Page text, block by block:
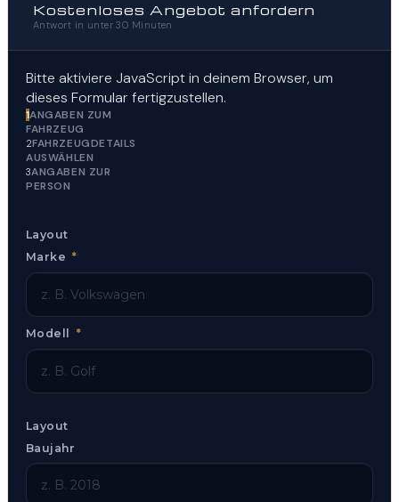
Kostenloses Angebot anfordern
Antwort in unter 30 Minuten
Bitte aktiviere JavaScript in deinem Browser, um
dieses Formular fertigzustellen.
1ANGABEN ZUM
FAHRZEUG
2FAHRZEUGDETAILS
AUSWÄHLEN
3ANGABEN ZUR
PERSON
Layout
Marke *
Modell *
Layout
Baujahr